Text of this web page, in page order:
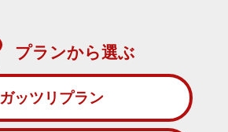
プランから選ぶ
ガッツリプラン